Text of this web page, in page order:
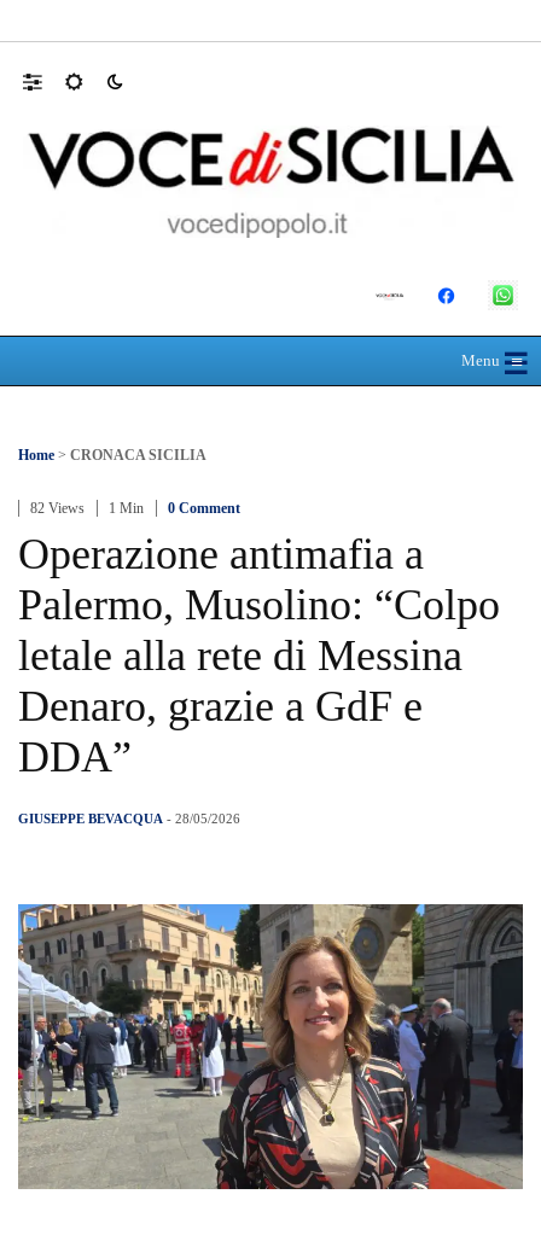
Menu≡
☰
Home > CRONACA SICILIA
82 Views 1 Min 0 Comment
Operazione antimafia a
Palermo, Musolino: “Colpo
letale alla rete di Messina
Denaro, grazie a GdF e
DDA”
GIUSEPPE BEVACQUA - 28/05/2026